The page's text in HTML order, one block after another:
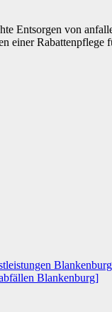
Entsorgen von
einer Rabattenpflege
Blankenburg]